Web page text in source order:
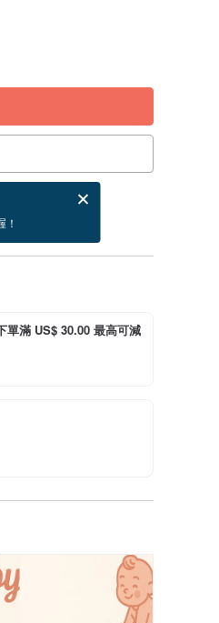
電子賀卡是什麼？
日）
滿 US$ 30.00 最高可減